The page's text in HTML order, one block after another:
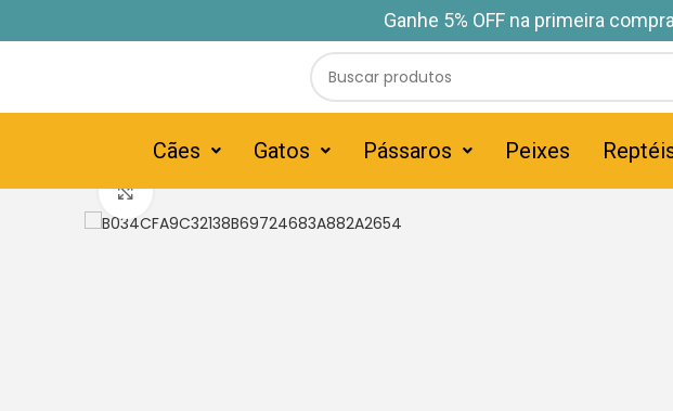
Ganhe 5% OFF na primeira compra
Cães Gatos Pássaros Peixes
Clique para ampliar